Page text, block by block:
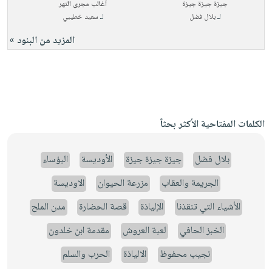
جيزة جيزة جيزة
لـبلال فضل
أغالب مجرى النهر
لـسعيد خطيبي
المزيد من البنود »
الكلمات المفتاحية الأكثر بحثاً
بلال فضل جيزة جيزة جيزة الأوديسة
البؤساء
الجريمة والعقاب
مزرعة الحيوان
الاوديسة
الأشياء التي تنقذنا
الإلياذة قصة الحضارة
مدن الملح
الخبز الحافي
لعبة العروش
مقدمة ابن خلدون
نجيب محفوظ
الالياذة
الحرب والسلم